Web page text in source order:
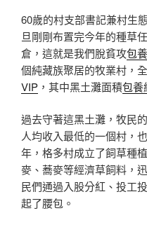
60歲的村支部書記兼村生
旦剛剛布置完今年的種草
倉，這就是我們脫貧攻包養
個純藏族聚居的牧業村，
VIP ，其中黑土灘面積包養
過去守著這黑土灘，牧民
人均收入最低的一個村，
年，格多村成立了飼草種
麥、蕎麥等經濟草飼料，
民們通過入股分紅、投工
起了腰包。